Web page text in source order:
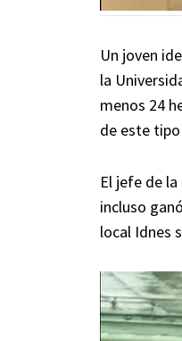
Un joven
la
menos 24
de este
El jefe de
incluso
local Idnes